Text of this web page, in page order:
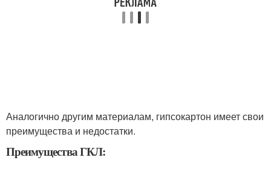
Аналогично другим материалам, гипсокартон имеет свои
преимущества и недостатки.
Преимущества ГКЛ: